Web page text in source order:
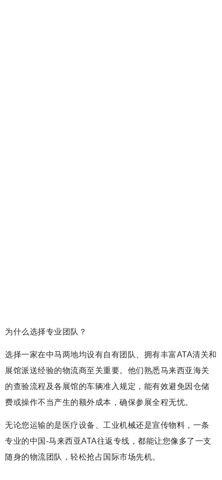
为什么选择专业团队？
选择一家在中马两地均设有自有团队、拥有丰富ATA清关和
展馆派送经验的物流商至关重要。他们熟悉马来西亚海关
的查验流程及各展馆的车辆准入规定，能有效避免因仓储
费或操作不当产生的额外成本，确保参展全程无忧。
无论您运输的是医疗设备、工业机械还是宣传物料，一条
专业的中国-马来西亚ATA往返专线，都能让您像多了一支
随身的物流团队，轻松抢占国际市场先机。